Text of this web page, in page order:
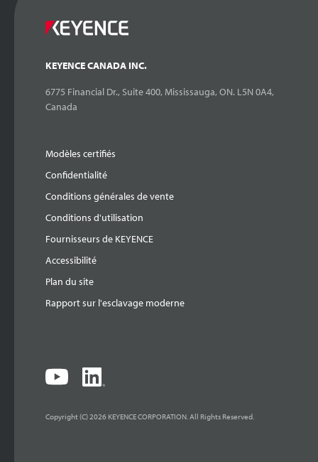
KEYENCE CANADA INC.
6775 Financial Dr., Suite 400, Mississauga, ON. L5N 0A4,
Canada
Modèles certifiés
Confidentialité
Conditions générales de vente
Conditions d'utilisation
Fournisseurs de KEYENCE
Accessibilité
Plan du site
Rapport sur l'esclavage moderne
Copyright (C) 2026 KEYENCE CORPORATION. All Rights Reserved.